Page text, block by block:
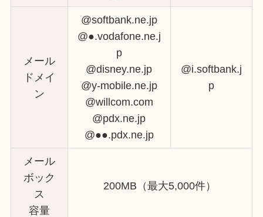
メール
ドメイ
ン
@softbank.ne.jp
@●.vodafone.ne.j
p
@disney.ne.jp
@y-mobile.ne.jp
@willcom.com
@pdx.ne.jp
@●●.pdx.ne.jp
@i.softbank.j
p
メール
ボック
ス
容量
200MB（最大5,000件）